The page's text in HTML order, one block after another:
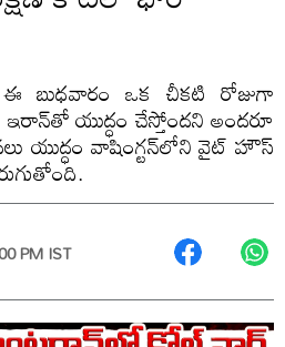
బుధవారం ఒక చీకటి రోజుగా
యుద్ధం చేస్తోందని అందరూ
యుద్ధం వాషింగ్టన్‌లోని వైట్ హౌస్
PM IST